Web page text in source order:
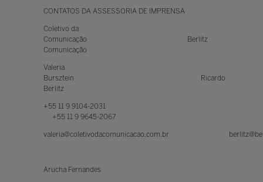
CONTATOS DA ASSESSORIA DE IMPRENSA
Coletivo da
Comunicação Berlitz
Comunicação
Valeria
Bursztein Ricardo
Berlitz
+55 11 9 9104-2031
+55 11 9 9645-2067
valeria@coletivodacomunicacao.com.br
Arucha Fernandes